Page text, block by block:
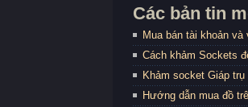
Các bản tin
Mua bán tài khoản
Cách khảm Sockets
Khảm socket Giáp
Hướng dẫn mua đồ